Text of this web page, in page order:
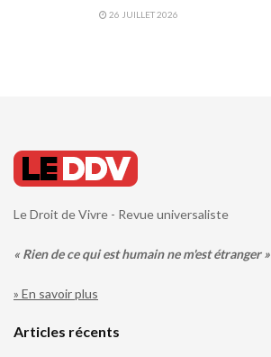
26 JUILLET 2026
Le Droit de Vivre - Revue universaliste
« Rien de ce qui est humain ne m'est étranger »
» En savoir plus
Articles récents